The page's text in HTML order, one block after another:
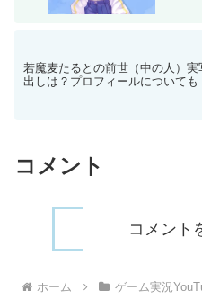
若魔麦たるとの前世（中の人）実
出しは？プロフィールについても
コメント
コメント
ホーム ゲーム実況